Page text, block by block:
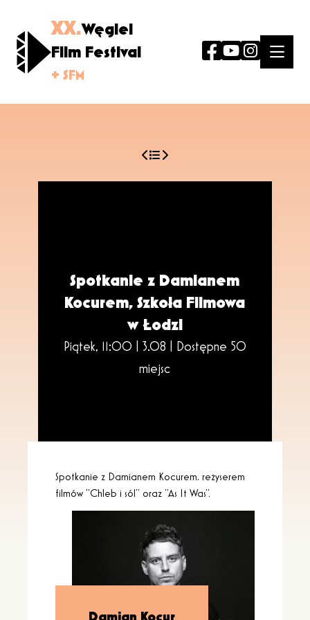
XX.Węgiel
Film Festival
+ SFM
Spotkanie z Damianem
Kocurem, Szkoła Filmowa
w Łodzi
Piątek, 11:00 | 3.08 |
Dostępne 50
miejsc
Spotkanie z Damianem Kocurem, reżyserem
filmów “Chleb i sól” oraz “As It Was”.
Damian Kocur